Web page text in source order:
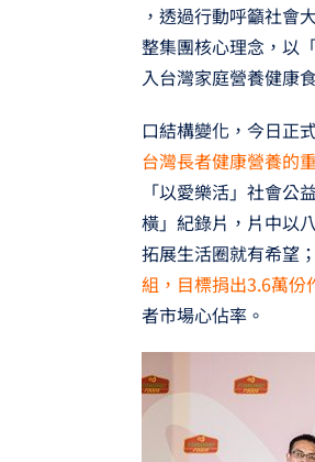
，透過行動呼籲社會
整集團核心理念，以
入台灣家庭營養健康
口結構變化，今日正
台灣長者健康營養的
「以愛樂活」社會
橫」紀錄片，片中以
拓展生活圈就有希望
組，目標捐出3.6萬份
者市場心佔率。